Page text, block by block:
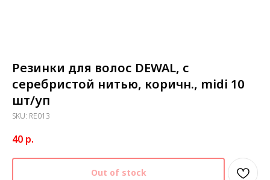
Резинки для волос DEWAL, с
серебристой нитью, коричн., midi 10
шт/уп
SKU: RE013
40 р.
Out of stock